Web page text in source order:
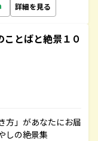
詳細を見る
とばと絶景１０
方」があなたにお届
しの絶景集